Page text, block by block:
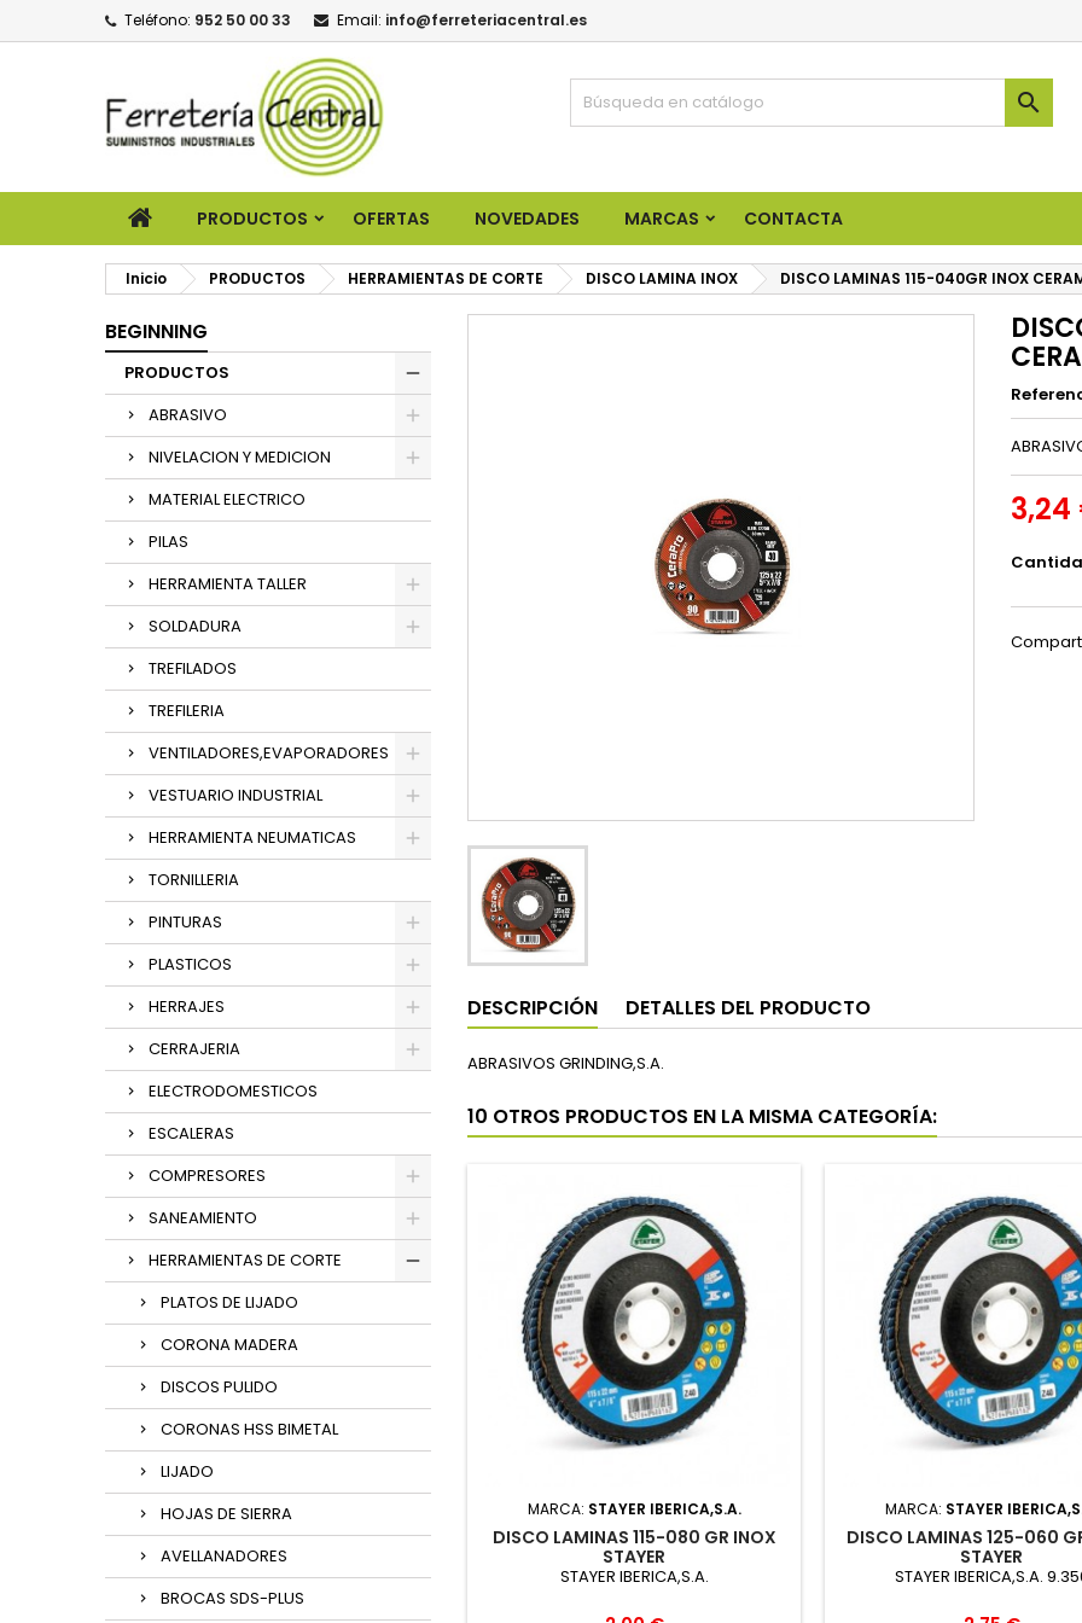
Teléfono: 952 50 00 33 Email: info@ferreteriacentral.es

PRODUCTOS OFERTAS NOVEDADES MARCAS CONTACTA
Inicio PRODUCTOS HERRAMIENTAS DE CORTE DISCO LAMINA INOX DISCO LAMINAS 115-040GR INOX
BEGINNING
PRODUCTOS
ABRASIVO
NIVELACION Y MEDICION
MATERIAL ELECTRICO
PILAS
HERRAMIENTA TALLER
SOLDADURA
TREFILADOS
TREFILERIA
VENTILADORES,EVAPORADORES
VESTUARIO INDUSTRIAL
HERRAMIENTA NEUMATICAS
TORNILLERIA
PINTURAS
PLASTICOS
HERRAJES
CERRAJERIA
ELECTRODOMESTICOS
ESCALERAS
COMPRESORES
SANEAMIENTO
HERRAMIENTAS DE CORTE
PLATOS DE LIJADO
CORONA MADERA
DISCOS PULIDO
CORONAS HSS BIMETAL
LIJADO
HOJAS DE SIERRA
AVELLANADORES
BROCAS SDS-PLUS
3,24
DESCRIPCIÓN DETALLES DEL PRODUCTO
ABRASIVOS GRINDING,S.A.
10 OTROS PRODUCTOS EN LA MISMA CATEGORÍA:
MARCA: STAYER IBERICA,S.A.
DISCO LAMINAS 115-080 GR INOX
STAYER
STAYER IBERICA,S.A.
MARCA: STAYER
DISCO LAMINAS 125-060
STAYER
STAYER IBERICA,S.A.